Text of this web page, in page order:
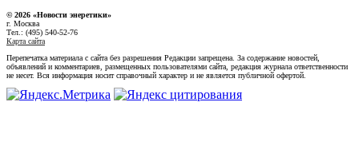
© 2026 «Новости энеретики»
г. Москва
Тел.: (495) 540-52-76
Карта сайта
Перепечатка материала с сайта без разрешения Редакции запрещена. За содержание новостей,
объявлений и комментариев, размещенных пользователями сайта, редакция журнала ответственности
не несет. Вся информация носит справочный характер и не является публичной офертой.